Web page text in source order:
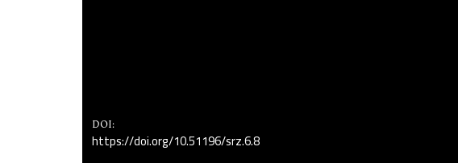
DOI:
https://doi.org/10.51196/srz.6.8